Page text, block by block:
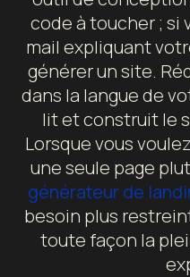
code à toucher ; si
mail expliquant
générer un site.
dans la langue de
lit et construit le
Lorsque vous
une seule page
générateur de
besoin plus
toute façon la